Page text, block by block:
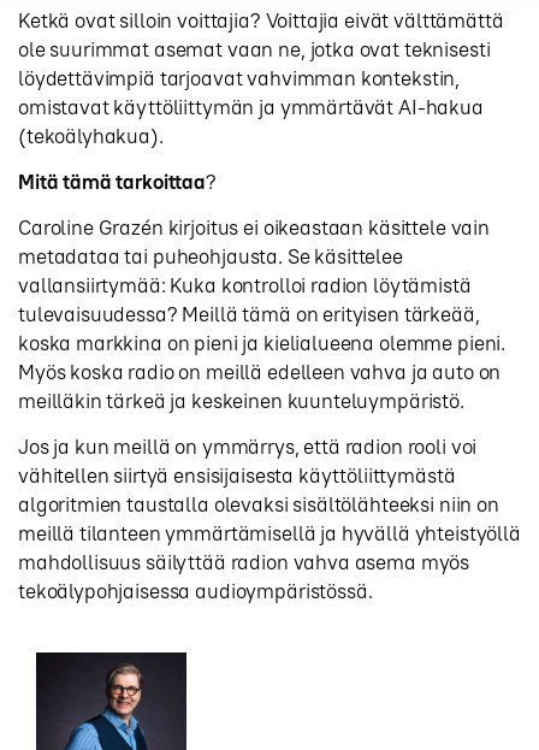
Ketkä ovat silloin voittajia? Voittajia eivät välttämättä
ole suurimmat asemat vaan ne, jotka ovat teknisesti
löydettävimpiä tarjoavat vahvimman kontekstin,
omistavat käyttöliittymän ja ymmärtävät AI-hakua
(tekoälyhakua).
Mitä tämä tarkoittaa?
Caroline Grazén kirjoitus ei oikeastaan käsittele vain
metadataa tai puheohjausta. Se käsittelee
vallansiirtymää: Kuka kontrolloi radion löytämistä
tulevaisuudessa? Meillä tämä on erityisen tärkeää,
koska markkina on pieni ja kielialueena olemme pieni.
Myös koska radio on meillä edelleen vahva ja auto on
meilläkin tärkeä ja keskeinen kuunteluympäristö.
Jos ja kun meillä on ymmärrys, että radion rooli voi
vähitellen siirtyä ensisijaisesta käyttöliittymästä
algoritmien taustalla olevaksi sisältölähteeksi niin on
meillä tilanteen ymmärtämisellä ja hyvällä yhteistyöllä
mahdollisuus säilyttää radion vahva asema myös
tekoälypohjaisessa audioympäristössä.
Artikkeliin
henkilö